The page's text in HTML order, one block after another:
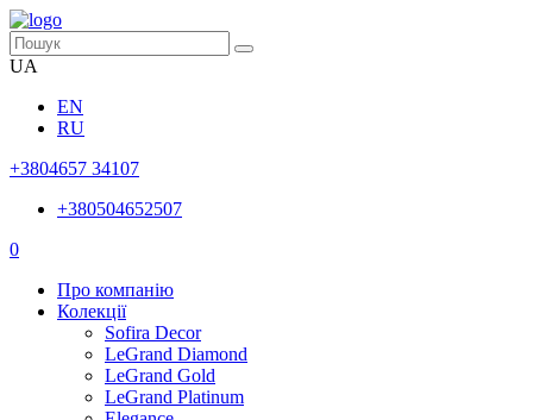
UA
EN
RU
+3804657 34107
+380504652507
0
Про компанію
Колекції
Sofira Decor
LeGrand Diamond
LeGrand Gold
LeGrand Platinum